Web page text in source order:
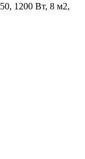
1200 Вт, 8 м2,